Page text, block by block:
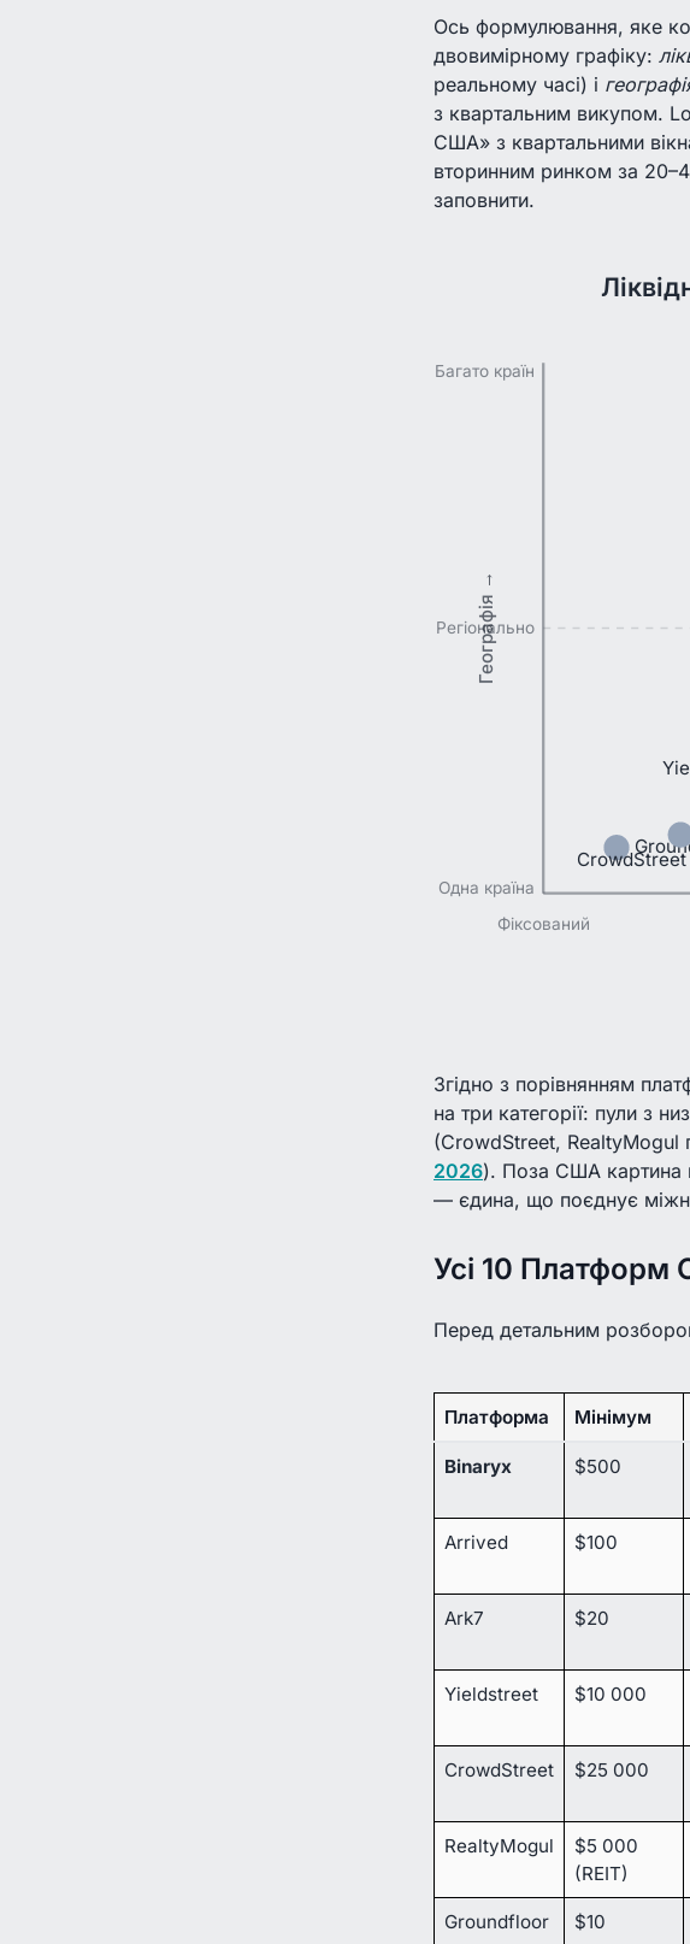
Ось формулювання, яке
двовимірному графіку:
реальному часі) і
з квартальним викупом.
США» з квартальними
вторинним ринком за
заповнити.
Багато країн
Регіонально
Одна країна
Фіксований
Географія →
CrowdStreet
Згідно з порівнянням
на три категорії: пули з
(CrowdStreet, RealtyMogul
2026). Поза США картина
— єдина, що поєднує
Усі 10 Платформ
Перед детальним
Платформа Мінімум
Binaryx $500
Arrived $100
Ark7 $20
Yieldstreet $10 000
CrowdStreet $25 000
RealtyMogul
$5 000
(REIT)
Groundfloor $10